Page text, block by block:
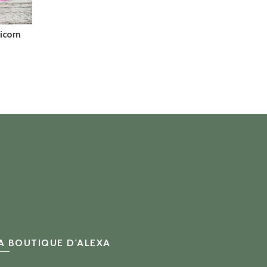
BOUTIQUE D'ALEXA